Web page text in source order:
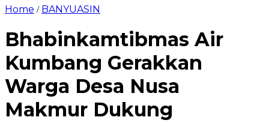
Home / BANYUASIN
Bhabinkamtibmas Air
Kumbang Gerakkan
Warga Desa Nusa
Makmur Dukung